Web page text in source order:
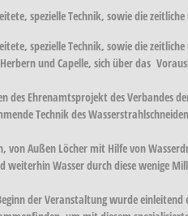
spezielle Technik, sowie die
spezielle Technik, sowie die
und Capelle, sich über das
des Ehrenamtsprojekt des Verbandes
Technik des
von Außen Löcher mit Hilfe von
Wasser durch diese wenige
der Veranstaltung wurde